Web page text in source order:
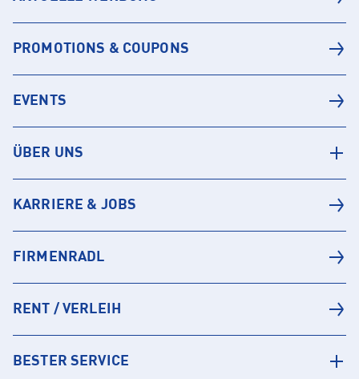
PROMOTIONS & COUPONS
EVENTS
ÜBER UNS
KARRIERE & JOBS
FIRMENRADL
RENT / VERLEIH
BESTER SERVICE